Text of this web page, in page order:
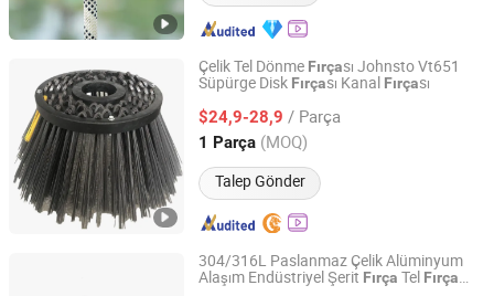
Çelik Tel Dönme Fırçası Johnsto Vt651
Süpürge Disk Fırçası Kanal Fırçası
$24,9-28,9 / Parça
1 Parça (MOQ)
Talep Gönder
Anhui Huanmei Brush Co., Ltd.
Anhui, China Fiyat 2021
304/316L Paslanmaz Çelik Alüminyum
Alaşım Endüstriyel Şerit Fırça Tel Fırça
Suzhou Saman Technology Co., Ltd.